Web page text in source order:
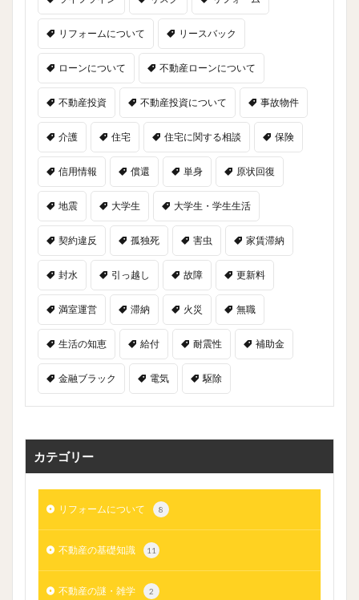
リフォームについて リースバック
ローンについて 不動産ローンについて
不動産投資 不動産投資について 事故物件
介護 住宅 住宅に関する相談 保険
信用情報 償還 単身 原状回復
地震 大学生 大学生・学生生活
契約違反 孤独死 害虫 家賃滞納
封水 引っ越し 故障 更新料
満室運営 滞納 火災 無職
生活の知恵 給付 耐震性 補助金
金融ブラック 電気 駆除
カテゴリー
リフォームについて 8
不動産の基礎知識 11
不動産の謎・雑学 2